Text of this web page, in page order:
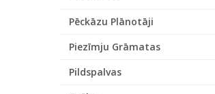
Pēckāzu Plānotāji
Piezīmju Grāmatas
Pildspalvas